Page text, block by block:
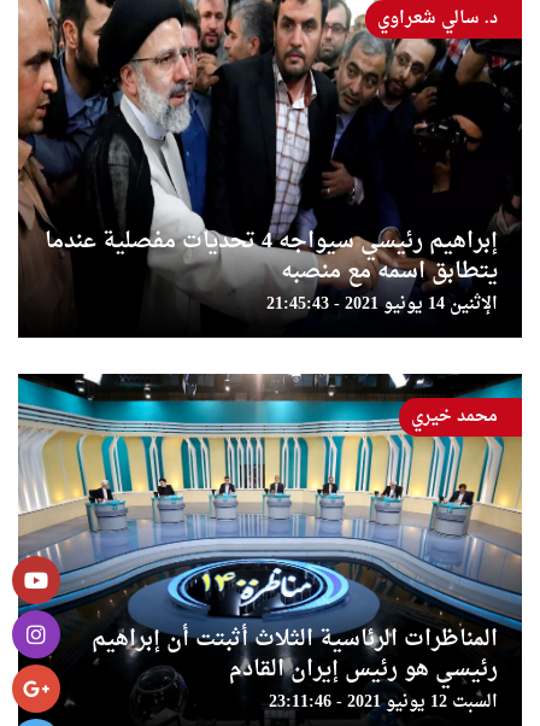
إبراهيم رئيسي سيواجه 4 تحديات مفصلية عندما
يتطابق اسمه مع منصبه
الإثنين 14 يونيو 2021 - 21:45:43
د. سالي شعراوي
المناظرات الرئاسية الثلاث أثبتت أن إبراهيم
رئيسي هو رئيس إيران القادم
السبت 12 يونيو 2021 - 23:11:46
محمد خيري